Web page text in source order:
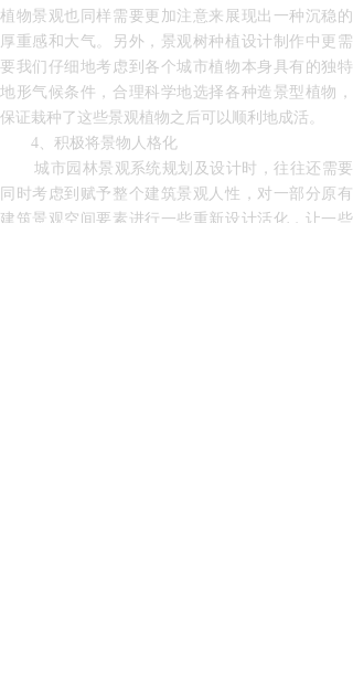
植物景观也同样需要更加注意来展现出一种沉稳的
厚重感和大气。另外，景观树种植设计制作中更需
要我们仔细地考虑到各个城市植物本身具有的独特
地形气候条件，合理科学地选择各种造景型植物，
保证栽种了这些景观植物之后可以顺利地成活。
4、积极将景物人格化
城市园林景观系统规划及设计时，往往还需要
同时考虑到赋予整个建筑景观人性，对一部分原有
建筑景观空间要素进行一些重新设计活化，让一些